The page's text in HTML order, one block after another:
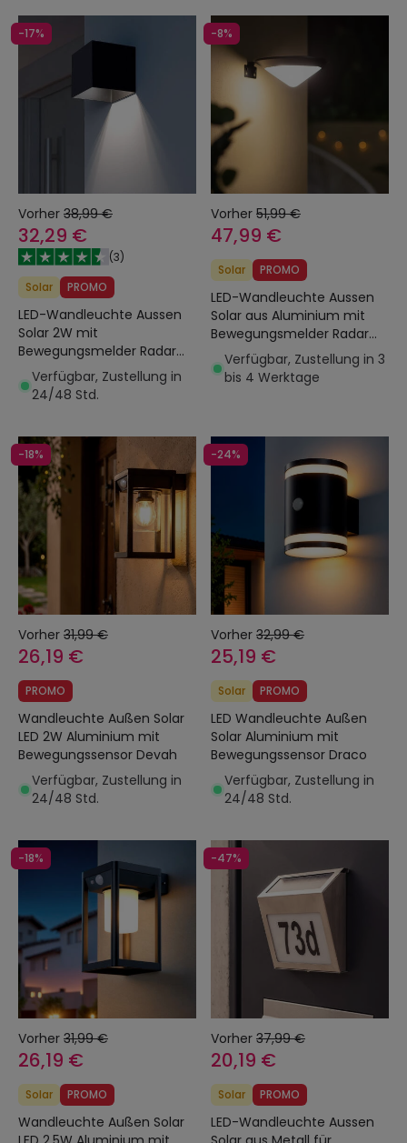
-17%
Vorher 38,99 €
32,29 €
(3)
Solar
PROMO
LED-Wandleuchte Aussen
Solar 2W mit
Bewegungsmelder Radar
Eros
Verfügbar, Zustellung in
24/48 Std.
-8%
Vorher 51,99 €
47,99 €
Solar PROMO
LED-Wandleuchte Aussen
Solar aus Aluminium mit
Bewegungsmelder Radar
Tucson
Verfügbar, Zustellung in 3
bis 4 Werktage
-18%
Vorher 31,99 €
26,19 €
PROMO
Wandleuchte Außen Solar
LED 2W Aluminium mit
Bewegungssensor Devah
Verfügbar, Zustellung in
24/48 Std.
-24%
Vorher 32,99 €
25,19 €
Solar PROMO
LED Wandleuchte Außen
Solar Aluminium mit
Bewegungssensor Draco
Verfügbar, Zustellung in
24/48 Std.
-18%
Vorher 31,99 €
26,19 €
Solar PROMO
Wandleuchte Außen Solar
-47%
Vorher 37,99 €
20,19 €
Solar PROMO
LED-Wandleuchte Aussen